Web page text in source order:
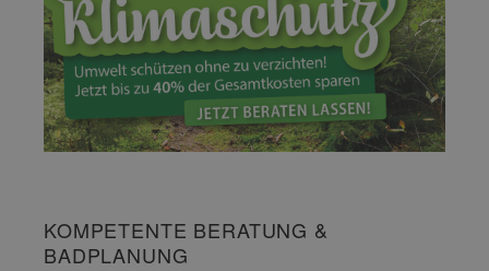
KOMPETENTE BERATUNG &
BADPLANUNG